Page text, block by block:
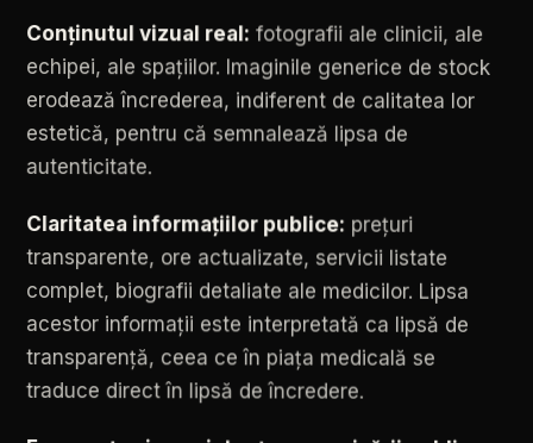
Conținutul vizual real: fotografii ale clinicii, ale
echipei, ale spațiilor. Imaginile generice de stock
erodează încrederea, indiferent de calitatea lor
estetică, pentru că semnalează lipsa de
autenticitate.
Claritatea informațiilor publice: prețuri
transparente, ore actualizate, servicii listate
complet, biografii detaliate ale medicilor. Lipsa
acestor informații este interpretată ca lipsă de
transparență, ceea ce în piața medicală se
traduce direct în lipsă de încredere.